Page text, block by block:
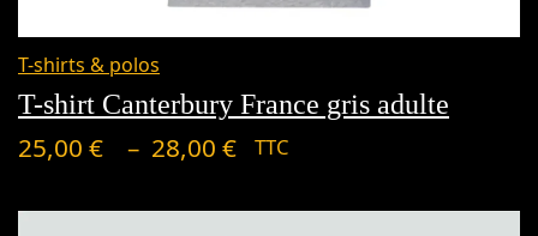
T-shirts & polos
T-shirt Canterbury France gris adulte
25,00 € – 28,00 €
Plage
prix :
25,00 €
TTC